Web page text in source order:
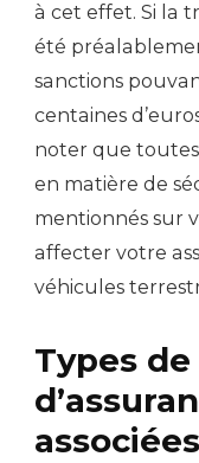
à cet effet. Si la
été
sanctions
centaines
noter que toutes
en matière de
mentionnés sur
affecter votre
véhicules
Types
associées